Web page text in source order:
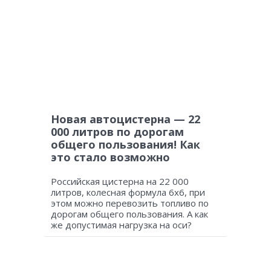
Новая автоцистерна — 22
000 литров по дорогам
общего пользования! Как
это стало возможно
Российская цистерна на 22 000
литров, колесная формула 6х6, при
этом можно перевозить топливо по
дорогам общего пользования. А как
же допустимая нагрузка на оси?